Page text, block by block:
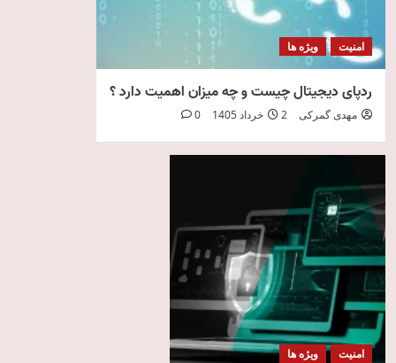
امنیت ویژه ها
ردپای دیجیتال چیست و چه میزان اهمیت دارد ؟
مهدی گمرکی 2 خرداد 1405 0
امنیت ویژه ها